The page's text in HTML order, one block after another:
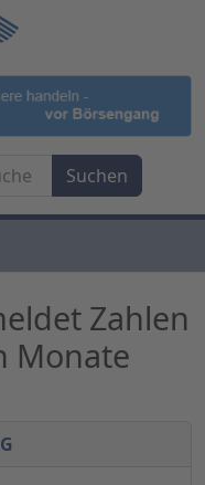
Zahlen
Monate